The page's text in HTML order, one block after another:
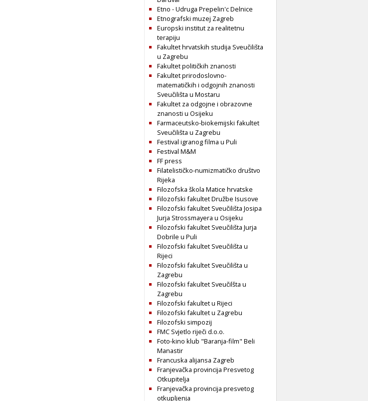
Etno - Udruga Prepelin'c Delnice
Etnografski muzej Zagreb
Europski institut za realitetnu
terapiju
Fakultet hrvatskih studija Sveučilišta
u Zagrebu
Fakultet političkih znanosti
Fakultet prirodoslovno-
matematičkih i odgojnih znanosti
Sveučilišta u Mostaru
Fakultet za odgojne i obrazovne
znanosti u Osijeku
Farmaceutsko-biokemijski fakultet
Sveučilišta u Zagrebu
Festival igranog filma u Puli
Festival M&M
FF press
Filatelističko-numizmatičko društvo
Rijeka
Filozofska škola Matice hrvatske
Filozofski fakultet Družbe Isusove
Filozofski fakultet Sveučilišta Josipa
Jurja Strossmayera u Osijeku
Filozofski fakultet Sveučilišta Jurja
Dobrile u Puli
Filozofski fakultet Sveučilišta u
Rijeci
Filozofski fakultet Sveučilišta u
Zagrebu
Filozofski fakultet Sveučilšta u
Zagrebu
Filozofski fakultet u Rijeci
Filozofski fakultet u Zagrebu
Filozofski simpozij
FMC Svjetlo riječi d.o.o.
Foto-kino klub "Baranja-film" Beli
Manastir
Francuska alijansa Zagreb
Franjevačka provincija Presvetog
Otkupitelja
Franjevačka provincija presvetog
otkupljenja